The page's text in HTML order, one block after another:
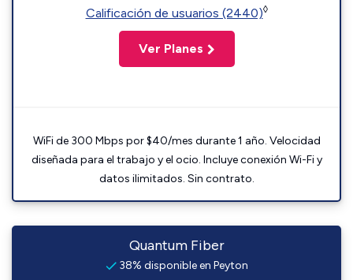
Calificación de usuarios (2440)◊
Ver Planes
WiFi de 300 Mbps por $40/mes durante 1 año. Velocidad
diseñada para el trabajo y el ocio. Incluye conexión Wi-Fi y
datos ilimitados. Sin contrato.
Quantum Fiber
38% disponible en Peyton